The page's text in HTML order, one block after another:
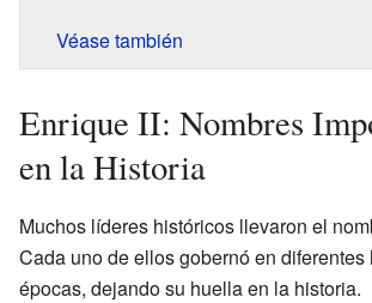
Véase también
Enrique II: Nombres
en la Historia
Muchos líderes históricos llevaron el
Cada uno de ellos gobernó en diferentes
épocas, dejando su huella en la historia.